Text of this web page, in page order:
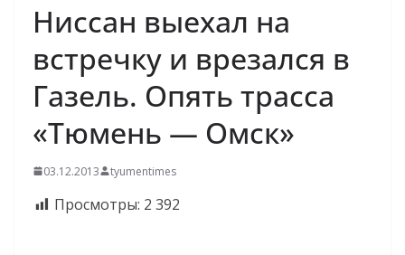
Ниссан выехал на
встречку и врезался в
Газель. Опять трасса
«Тюмень — Омск»
03.12.2013 tyumentimes
Просмотры: 2 392